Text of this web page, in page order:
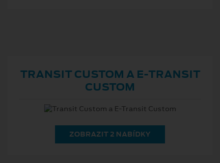
TRANSIT CUSTOM A E⁠-⁠TRANSIT
CUSTOM
ZOBRAZIT 2 NABÍDKY